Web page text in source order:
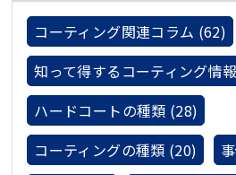
コーティング関連コラム (62)
知って得するコーティング情
ハードコートの種類 (28)
コーティングの種類 (20)